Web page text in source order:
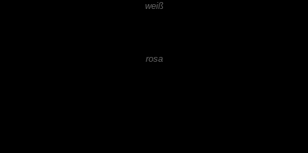
weiß
rosa